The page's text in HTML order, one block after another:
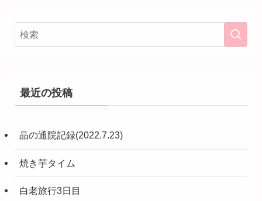
最近の投稿
晶の通院記録(2022.7.23)
焼き芋タイム
白老旅行3日目